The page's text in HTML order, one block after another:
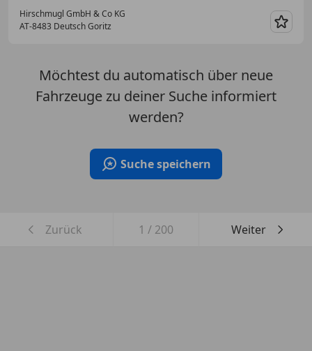
Hirschmugl GmbH & Co KG
AT-8483 Deutsch Goritz
Möchtest du automatisch über neue
Fahrzeuge zu deiner Suche informiert
werden?
Suche speichern
Zurück 1 / 200 Weiter